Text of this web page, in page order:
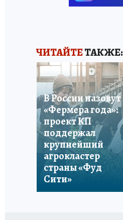
ЧИТАЙТЕТАКЖЕ:
В России назовут
«Фермера года»:
проект КП
поддержал
крупнейший
агрокластер
страны «Фуд
Сити»